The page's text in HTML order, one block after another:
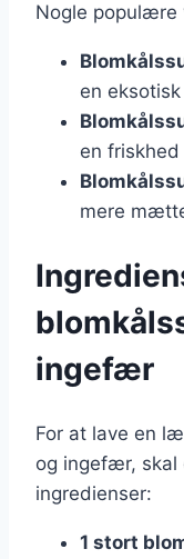
Nogle populære
en
en
mere
ingefær
For at lave en
og ingefær, skal
ingredienser:
1 stort